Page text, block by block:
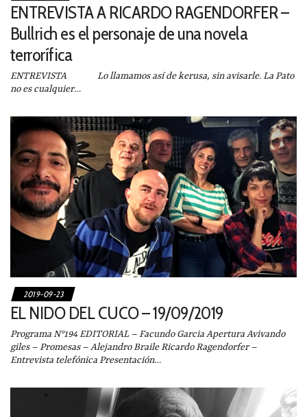
ENTREVISTA A RICARDO RAGENDORFER –
Bullrich es el personaje de una novela
terrorífica
ENTREVISTA Lo llamamos así de kerusa, sin avisarle. La Pato
no es cualquier…
2019-09-23
EL NIDO DEL CUCO – 19/09/2019
Programa N°194 EDITORIAL – Facundo Garcia Apertura Avivando
giles – Promesas – Alejandro Braile Ricardo Ragendorfer –
Entrevista telefónica Presentación…